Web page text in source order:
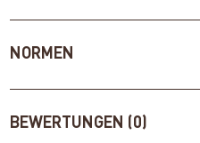
NORMEN
BEWERTUNGEN (0)